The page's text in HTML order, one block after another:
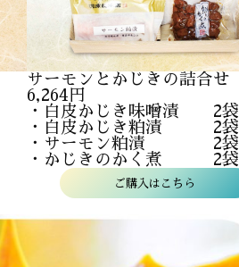
サーモンとかじきの詰合せ
6,264円
・白皮かじき味噌漬 2袋
・白皮かじき粕漬 2袋
・サーモン粕漬 2袋
・かじきのかく煮 2袋
ご購入はこちら